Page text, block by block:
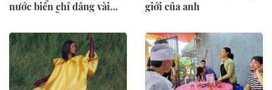
nước biển chỉ dâng vài
giới của anh